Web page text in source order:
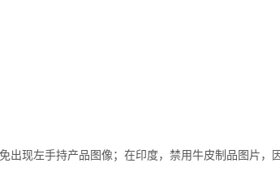
出现左手持产品图像；在印度，禁用牛皮制品图片，